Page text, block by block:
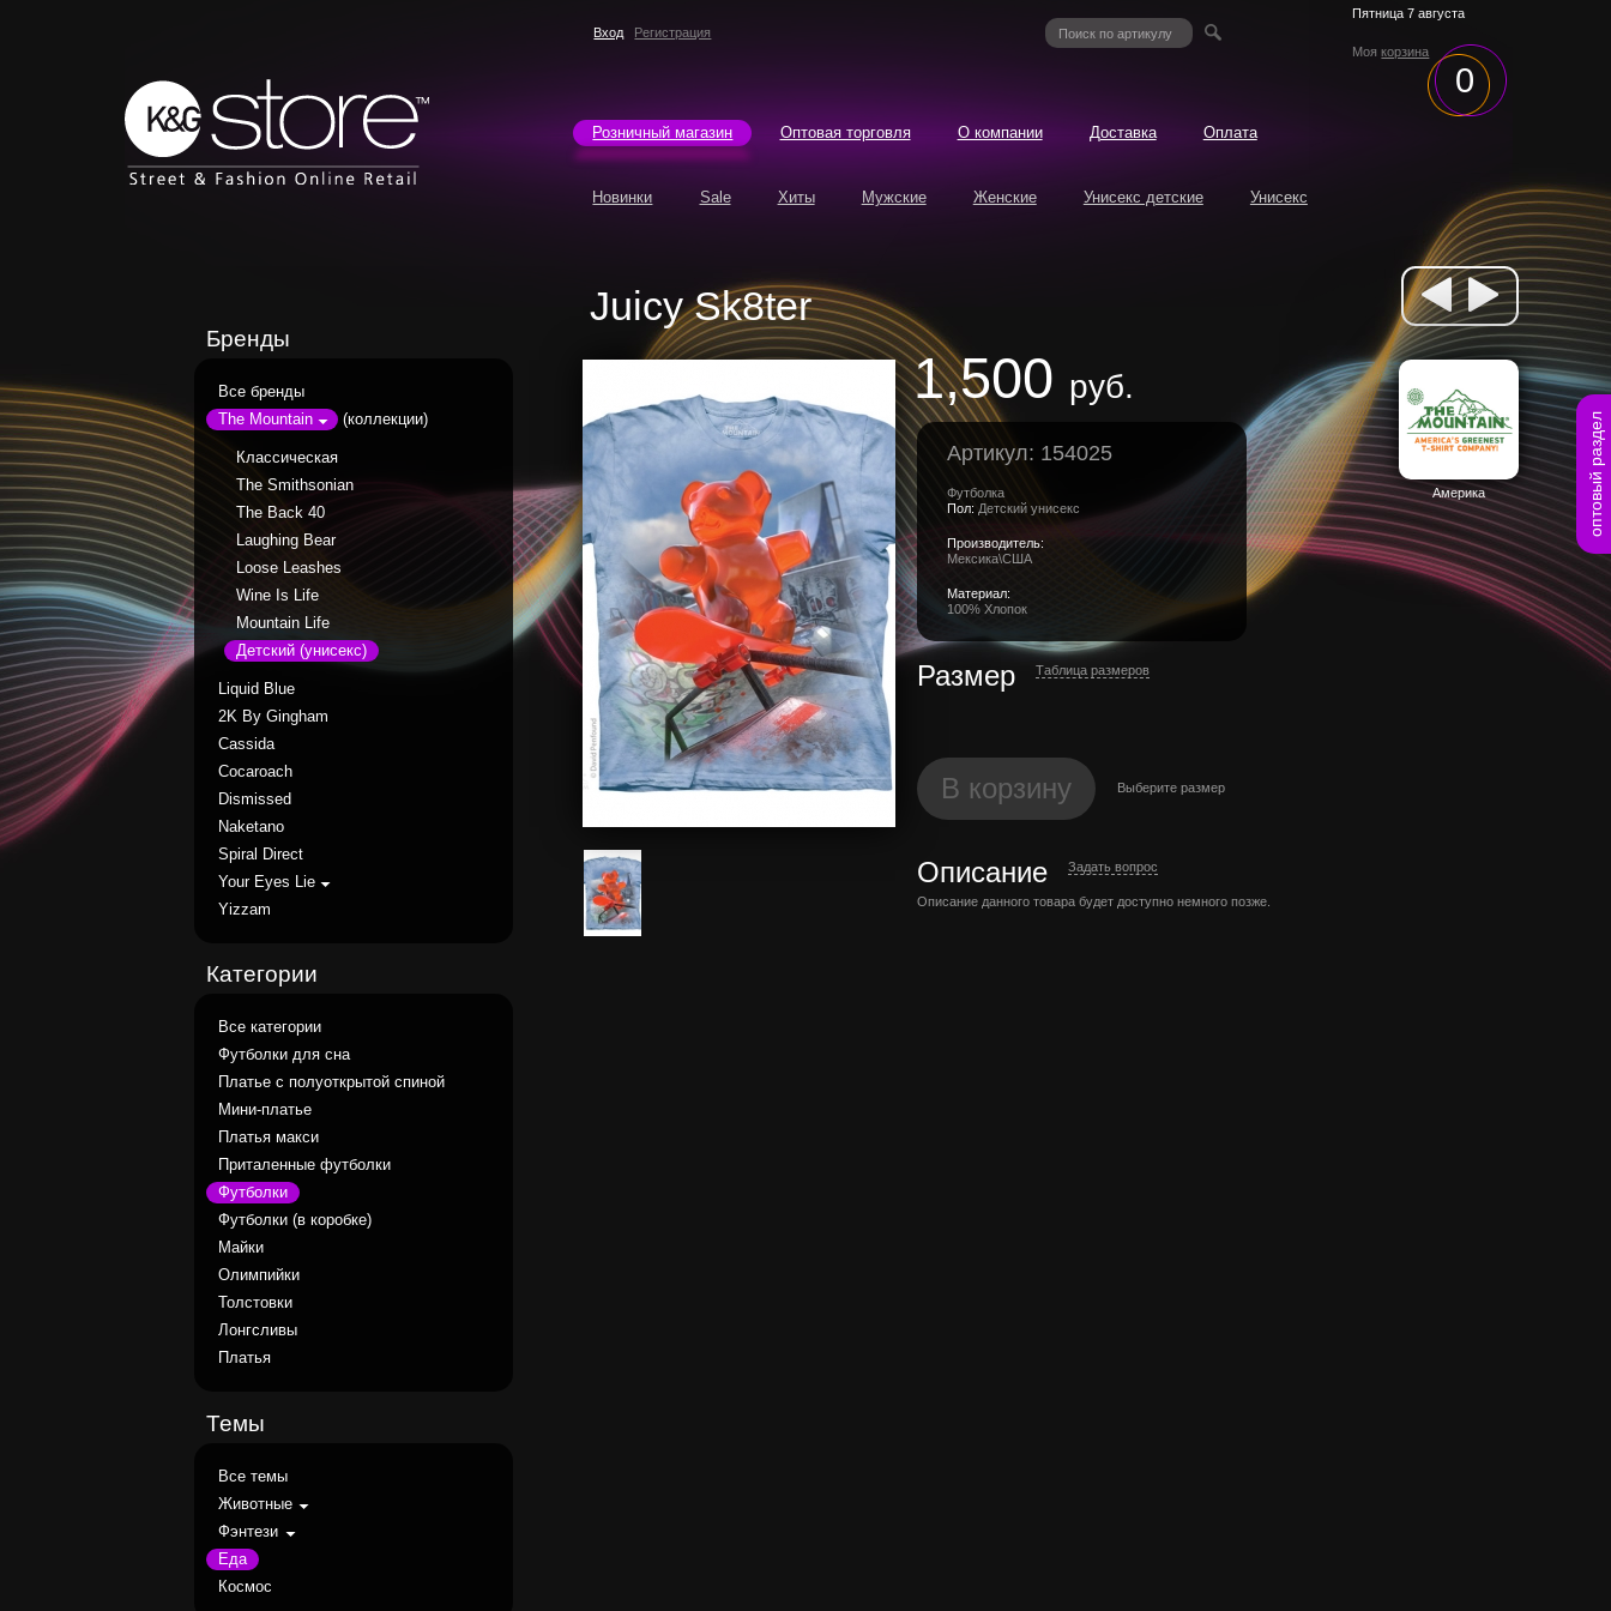
оптовый раздел
Вход Регистрация
Пятница 7 августа
Моякорзина
0
Розничный магазин Оптовая торговля О компании Доставка Оплата
Новинки Sale Хиты Мужские Женские Унисекс детские Унисекс
Juicy Sk8ter
Бренды
Все бренды
The Mountain
(коллекции)
Классическая
The Smithsonian
The Back 40
Laughing Bear
Loose Leashes
Wine Is Life
Mountain Life
Детский (унисекс)
Liquid Blue
2K By Gingham
Cassida
Cocaroach
Dismissed
Naketano
Spiral Direct
Your Eyes Lie
Yizzam
Категории
Все категории
Футболки для сна
Платье с полуоткрытой спиной
Мини-платье
Платья макси
Приталенные футболки
Футболки
Футболки (в коробке)
Майки
Олимпийки
Толстовки
Лонгсливы
Платья
Темы
Все темы
Животные
Фэнтези
Еда
Космос
Америка
1,500 руб.
Артикул: 154025
Футболка
Пол: Детский унисекс
Производитель:
Мексика\США
Материал:
100% Хлопок
Размер Таблица размеров
В корзину Выберите размер
Описание Задать вопрос
Описание данного товара будет доступно немного позже.